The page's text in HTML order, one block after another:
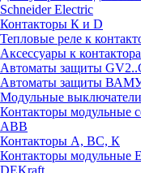
Schneider Electric
Контакторы К и D
Тепловые реле к
Аксессуары к
Автоматы защиты
Автоматы защиты
Модульные
Контакторы модульные
ABB
Контакторы А, ВС, К
Контакторы модульные
DEKraft